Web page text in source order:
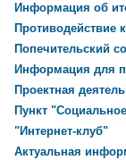
Информация об
Противодействие
Попечительский
Информация для
Проектная
Пункт
"Интернет-клуб"
Актуальная